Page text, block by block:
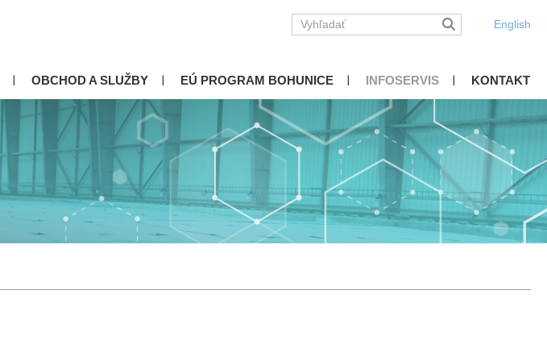
English
OBCHOD A SLUŽBY EÚ PROGRAM BOHUNICE INFOSERVIS KONTAKT